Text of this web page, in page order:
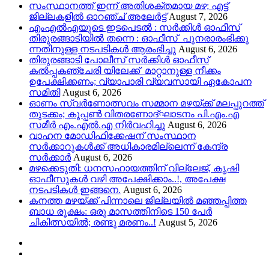
സംസ്ഥാനത്ത് ഇന്ന് അതിശക്തമായ മഴ; എട്ട്
ജില്ലകളിൽ ഓറഞ്ച് അലേര്‍ട്ട് August 7, 2026
എംഎൽഎയുടെ ഇടപെടൽ : സര്‍ക്കിള്‍ ഓഫീസ്
തിരൂരങ്ങാടിയിൽ തന്നെ : ഓഫീസ് പുനരാരംഭിക്കു
ന്നതിനുള്ള നടപടികൾ ആരംഭിച്ചു August 6, 2026
തിരുരങ്ങാടി പോലീസ് സർക്കിൾ ഓഫീസ്
കൽപ്പകഞ്ചേരി യിലേക്ക് മാറ്റാനുള്ള നീക്കം
ഉപേക്ഷിക്കണം; വ്യാപാരി വ്യവസായി ഏകോപന
സമിതി August 6, 2026
ഓണം സ്വർണോത്സവം സമ്മാന മഴയ്ക്ക് മലപ്പുറത്ത്
തുടക്കം; കൂപ്പൺ വിതരണോദ്ഘാടനം പി.എം.എ
സമീർ എം.എൽ.എ നിർവഹിച്ചു August 6, 2026
വാഹന മോഡിഫിക്കേഷന് സംസ്ഥാന
സർക്കാറുകൾക്ക് അധികാരമില്ലെന്ന് കേന്ദ്ര
സർക്കാർ August 6, 2026
മഴക്കെടുതി: ധനസഹായത്തിന് വില്ലേജ്, കൃഷി
ഓഫീസുകൾ വഴി അപേക്ഷിക്കാം..!, അപേക്ഷ
നടപടികൾ ഇങ്ങനെ. August 6, 2026
കനത്ത മഴയ്‌ക്ക് പിന്നാലെ ജില്ലയിൽ മഞ്ഞപ്പിത്ത
ബാധ രൂക്ഷം: ഒരു മാസത്തിനിടെ 150 പേർ
ചികിത്സയിൽ; രണ്ടു മരണം..! August 5, 2026